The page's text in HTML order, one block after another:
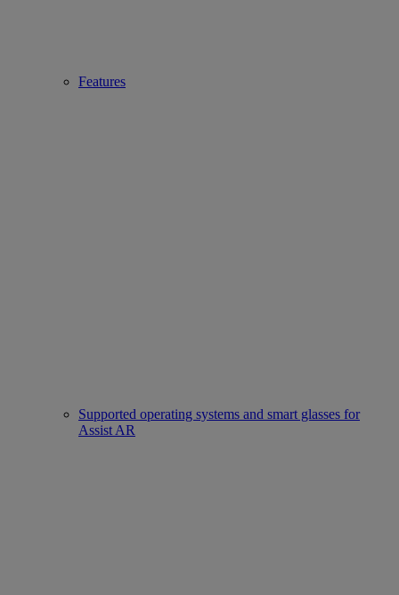
Features
Supported operating systems and smart glasses for
Assist AR